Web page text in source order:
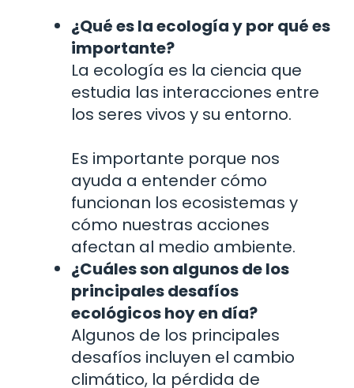
¿Qué es la ecología y por qué es
importante?
La ecología es la ciencia que
estudia las interacciones entre
los seres vivos y su entorno.
Es importante porque nos
ayuda a entender cómo
funcionan los ecosistemas y
cómo nuestras acciones
afectan al medio ambiente.
¿Cuáles son algunos de los
principales desafíos
ecológicos hoy en día?
Algunos de los principales
desafíos incluyen el cambio
climático, la pérdida de